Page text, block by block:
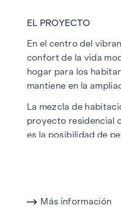
EL PROYECTO
En el centro del
confort de la vida
hogar para los
mantiene en la
La mezcla de
proyecto residencial
es la posibilidad de
donde boutiques,
Más información